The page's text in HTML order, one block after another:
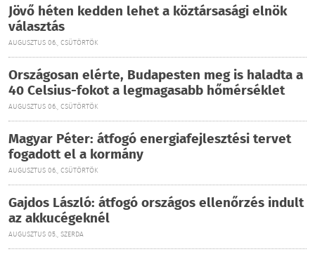
Jövő héten kedden lehet a köztársasági elnök
választás
AUGUSZTUS 06., CSÜTÖRTÖK
Országosan elérte, Budapesten meg is haladta a
40 Celsius-fokot a legmagasabb hőmérséklet
AUGUSZTUS 06., CSÜTÖRTÖK
Magyar Péter: átfogó energiafejlesztési tervet
fogadott el a kormány
AUGUSZTUS 06., CSÜTÖRTÖK
Gajdos László: átfogó országos ellenőrzés indult
az akkucégeknél
AUGUSZTUS 05., SZERDA